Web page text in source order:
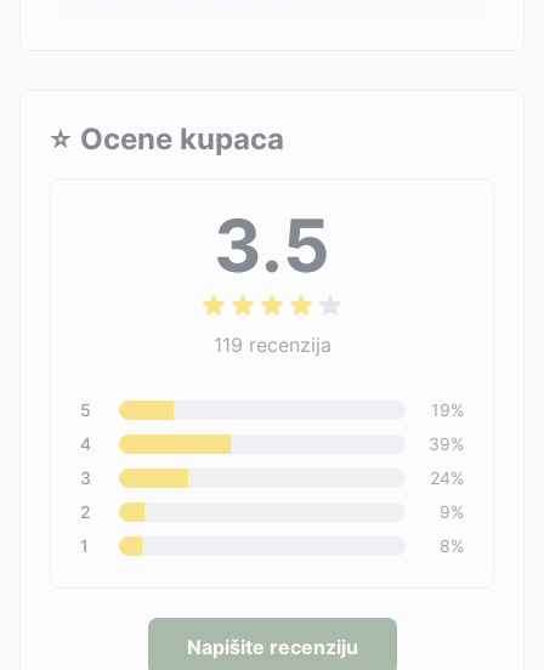
⭐ Ocene kupaca
3.5
119 recenzija
5 19%
4
39%
3
24%
2
9%
1
8%
Napišite recenziju